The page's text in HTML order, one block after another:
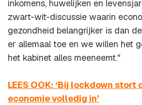
inkomens, huwelijken en
zwart-wit-discussie waarin
gezondheid belangrijker is dan
er allemaal toe en we willen het
het kabinet alles meeneemt."
LEES OOK: ‘Bij lockdown
economie volledig in’